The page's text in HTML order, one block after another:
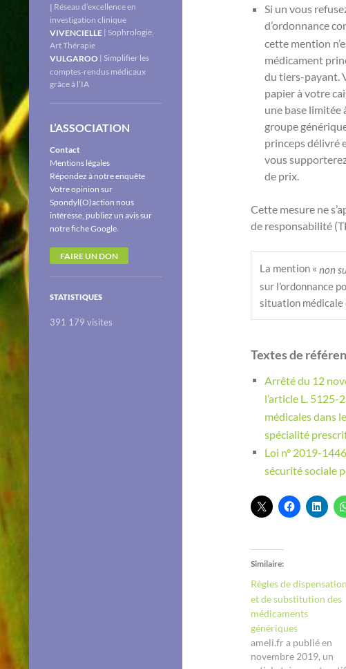
Si un vous
d’ordonnance
cette mention
médicament
du tiers-payant.
papier à votre
une base limitée
groupe
princeps délivré
vous
de prix.
Cette mesure ne
de responsabilité
La mention « non
sur l'ordonnance
situation médicale
Textes de
Arrêté du 12
l’article L. 5125-
médicales dans
spécialité
Loi n° 2019-
sécurité sociale
Similaire
Règles de dispensation
et de substitution des
médicaments
génériques
ameli.fr a publié en
novembre 2019, un
| Réseau d’excellence en
investigation clinique
VIVENCIELLE | Sophrologie,
Art Thérapie
VULGAROO | Simplifier les
comptes-rendus médicaux
grâce à l’IA
L’ASSOCIATION
Contact
Mentions légales
Répondez à notre enquête
Votre opinion sur
Spondyl(O)action nous
intéresse, publiez un avis sur
notre fiche Google.
FAIRE UN DON
STATISTIQUES
391 179 visites